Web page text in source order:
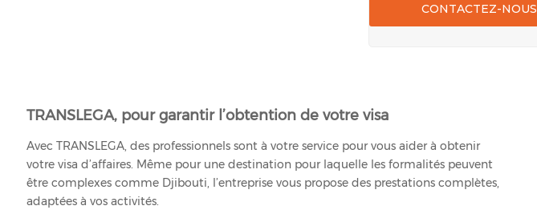
CONTACTEZ-NOUS
TRANSLEGA, pour garantir l’obtention de votre visa
Avec TRANSLEGA, des professionnels sont à votre service pour vous aider à obtenir
votre visa d’affaires. Même pour une destination pour laquelle les formalités peuvent
être complexes comme Djibouti, l’entreprise vous propose des prestations complètes,
adaptées à vos activités.